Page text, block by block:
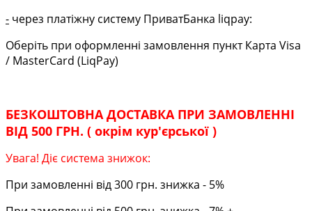
- через платіжну систему ПриватБанка liqpay:
Оберіть при оформленні замовлення пункт Карта Visa
/ MasterCard (LiqPay)
БЕЗКОШТОВНА ДОСТАВКА ПРИ ЗАМОВЛЕННІ
ВІД 500 ГРН. ( окрім кур'єрської )
Увага! Діє система знижок:
При замовленні від 300 грн. знижка - 5%